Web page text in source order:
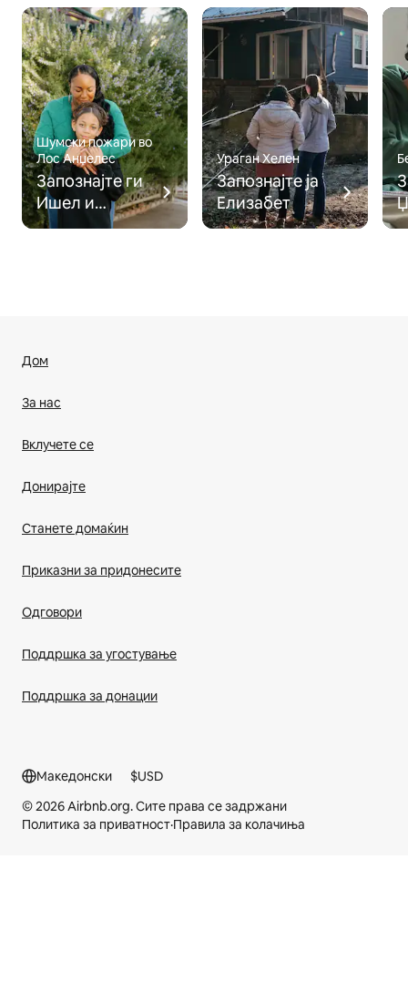
Шумски пожари во
Лос Анџелес
Запознајте ги
Ишел и
Брејден
Ураган Хелен
Запознајте ја
Елизабет
Дом
За нас
Вклучете се
Донирајте
Станете домаќин
Приказни за придонесите
Одговори
Поддршка за угостување
Поддршка за донации
Македонски $USD
© 2026 Airbnb.org. Сите права се задржани
Политика за приватност·Правила за колачиња